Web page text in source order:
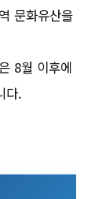
문화유산을
8월 이후에
다.